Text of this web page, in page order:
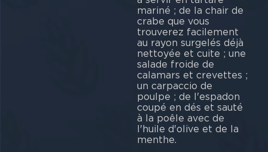
mariné ; de la chair de
crabe que vous
trouverez facilement
au rayon surgelés déjà
nettoyée et cuite ; une
salade froide de
calamars et crevettes ;
un carpaccio de
poulpe ; de l'espadon
coupé en dés et sauté
à la poêle avec de
l'huile d'olive et de la
menthe.